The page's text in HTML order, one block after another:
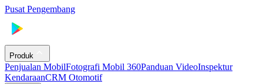
Pusat Pengembang
Produk
Penjualan MobilFotografi Mobil 360Panduan VideoInspektur
KendaraanCRM Otomotif